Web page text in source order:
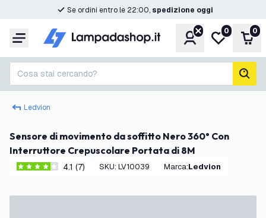
Se ordini entro le 22:00, spedizione oggi
Menu Account
Lista
0 0
Cosa stai cercando?
Ledvion
Sensore di movimento da soffitto Nero 360° Con
Interruttore Crepuscolare Portata di 8M
4.1 stelle di valutazione
4.1 (7) SKU: LV10039 Marca: Ledvion